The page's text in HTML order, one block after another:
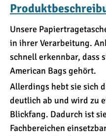
Unsere
in ihrer Verarbeitung.
schnell erkennbar, dass
American Bags gehört.
Allerdings hebt sie sich
deutlich ab und wird zu
Blickfang. Dadurch ist
Fachbereichen